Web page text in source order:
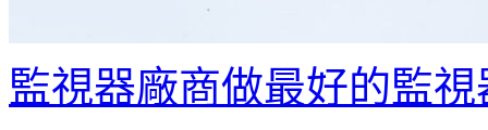
監視器廠商做最好的監